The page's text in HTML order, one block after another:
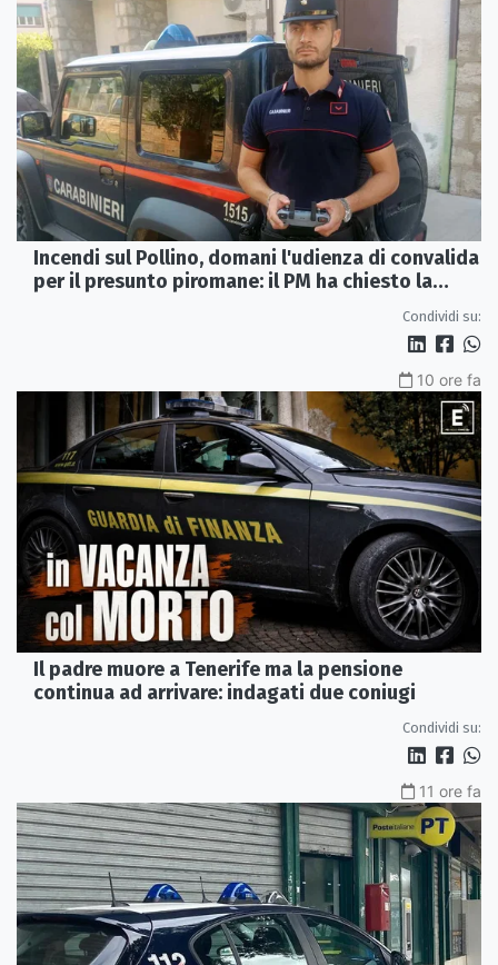
Incendi sul Pollino, domani l'udienza di convalida
per il presunto piromane: il PM ha chiesto la
Condividi su:
10 ore fa
Il padre muore a Tenerife ma la pensione
continua ad arrivare: indagati due coniugi
Condividi su:
11 ore fa